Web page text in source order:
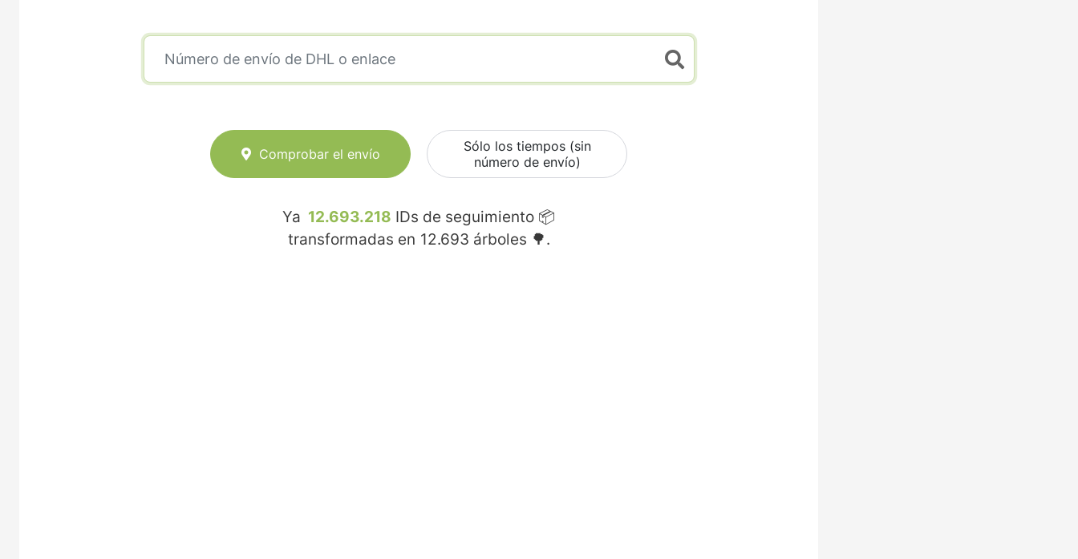
Comprobar el envío
Sólo los tiempos (sin
número de envío)
Ya 12.693.218 IDs de seguimiento 📦
transformadas en 12.693 árboles 🌳.